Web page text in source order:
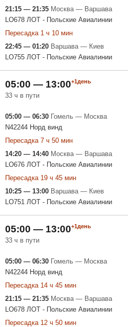
21:15 — 21:35 Москва — Варшава
LO678 ЛОТ - Польские Авиалинии
Пересадка 1 ч 10 мин
22:45 — 01:20 Варшава — Киев
LO755 ЛОТ - Польские Авиалинии
05:00 — 13:00+1день
33 ч в пути
05:00 — 06:30 Гомель — Москва
N42244 Норд винд
Пересадка 7 ч 50 мин
14:20 — 14:40 Москва — Варшава
LO676 ЛОТ - Польские Авиалинии
Пересадка 19 ч 45 мин
10:25 — 13:00 Варшава — Киев
LO751 ЛОТ - Польские Авиалинии
05:00 — 13:00+1день
33 ч в пути
05:00 — 06:30 Гомель — Москва
N42244 Норд винд
Пересадка 14 ч 45 мин
21:15 — 21:35 Москва — Варшава
LO678 ЛОТ - Польские Авиалинии
Пересадка 12 ч 50 мин